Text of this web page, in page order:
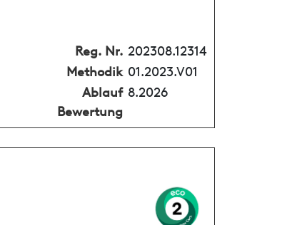
Reg. Nr. 202308.12314
Methodik 01.2023.V01
Ablauf
Bewertung
8.2026